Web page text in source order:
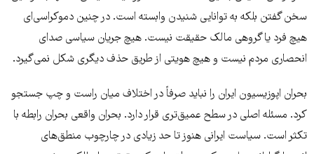
سخن گفتن بلکه به توانایی شنیدن وابسته است. در چنین دموکراسی‌ای
هیچ فرد یا گروهی مالک حقیقت نیست. هیچ جریان سیاسی صدای
انحصاری مردم نیست و هیچ هویتی از طریق حذف دیگری شکل نمی‌گیرد.
بحران اپوزیسیون ایران را نباید صرفاً در اختلاف میان راست و چپ جستجو
کرد. مسئله اصلی در سطح عمیق‌تری قرار دارد. بحران واقعی بحران رابطه با
تکثر است. سیاست ایرانی هنوز تا حد زیادی در چارچوب منطق‌های